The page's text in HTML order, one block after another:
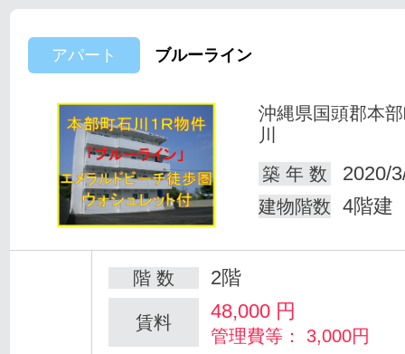
アパート ブルーライン
沖縄県国頭郡本
川
築 年 数
2020/
建物階数 4階建
階 数 2階
賃料 48,000 円
管理費等： 3,000円